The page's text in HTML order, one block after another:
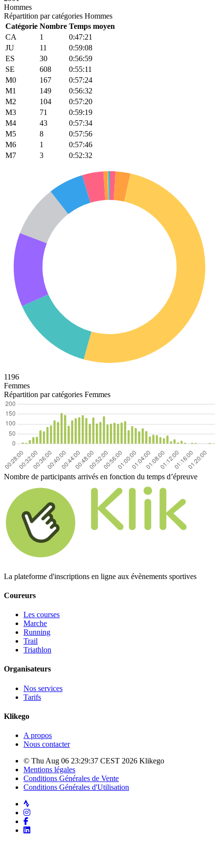
Hommes
Répartition par catégories Hommes
Catégorie Nombre Temps moyen
CA
1
0:47:21
JU
11
0:59:08
ES
30
0:56:59
SE
608
0:55:11
M0
167
0:57:24
M1
149
0:56:32
M2
104
0:57:20
M3
71
0:59:19
M4
43
0:57:34
M5
8
0:57:56
M6
1
0:57:46
M7
3 0:52:32
1196
Femmes
Répartition par catégories Femmes
Nombre de participants arrivés en fonction du temps d’épreuve
La plateforme d'inscriptions en ligne aux évènements sportives
Coureurs
Les courses
Marche
Running
Trail
Triathlon
Organisateurs
Nos services
Tarifs
Klikego
A propos
Nous contacter
© Thu Aug 06 23:29:37 CEST 2026 Klikego
Mentions légales
Conditions Générales de Vente
Conditions Générales d'Utilisation
Strava
Instagram
Facebook
LinkedIn